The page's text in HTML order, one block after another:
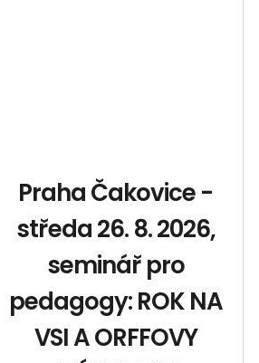
Praha Čakovice -
středa 26. 8. 2026,
seminář pro
pedagogy: ROK NA
VSI A ORFFOVY